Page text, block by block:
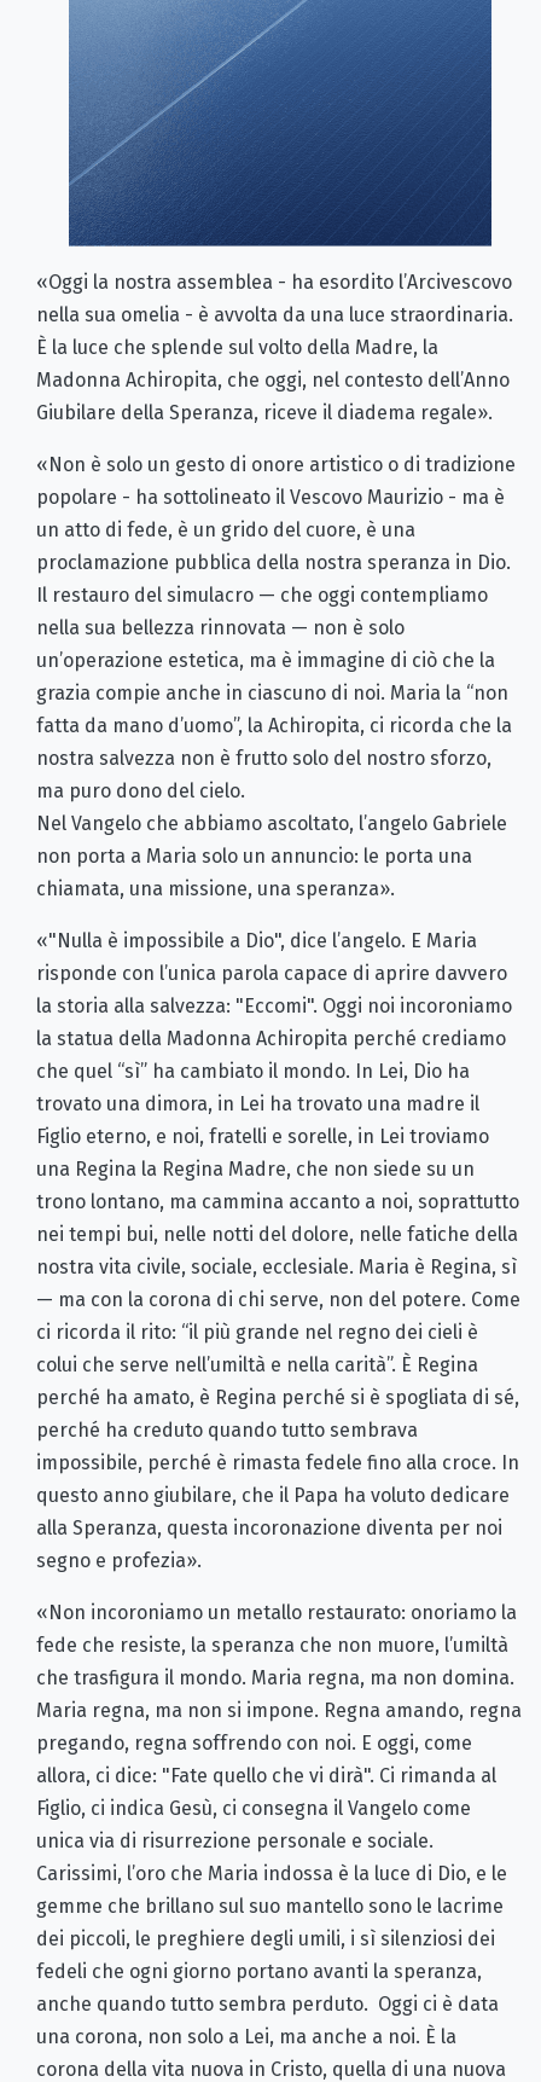
«Oggi la nostra assemblea - ha esordito l’Arcivescovo
nella sua omelia - è avvolta da una luce straordinaria.
È la luce che splende sul volto della Madre, la
Madonna Achiropita, che oggi, nel contesto dell’Anno
Giubilare della Speranza, riceve il diadema regale».
«Non è solo un gesto di onore artistico o di tradizione
popolare - ha sottolineato il Vescovo Maurizio - ma è
un atto di fede, è un grido del cuore, è una
proclamazione pubblica della nostra speranza in Dio.
Il restauro del simulacro — che oggi contempliamo
nella sua bellezza rinnovata — non è solo
un’operazione estetica, ma è immagine di ciò che la
grazia compie anche in ciascuno di noi. Maria la “non
fatta da mano d’uomo”, la Achiropita, ci ricorda che la
nostra salvezza non è frutto solo del nostro sforzo,
ma puro dono del cielo.
Nel Vangelo che abbiamo ascoltato, l’angelo Gabriele
non porta a Maria solo un annuncio: le porta una
chiamata, una missione, una speranza».
«"Nulla è impossibile a Dio", dice l’angelo. E Maria
risponde con l’unica parola capace di aprire davvero
la storia alla salvezza: "Eccomi". Oggi noi incoroniamo
la statua della Madonna Achiropita perché crediamo
che quel “sì” ha cambiato il mondo. In Lei, Dio ha
trovato una dimora, in Lei ha trovato una madre il
Figlio eterno, e noi, fratelli e sorelle, in Lei troviamo
una Regina la Regina Madre, che non siede su un
trono lontano, ma cammina accanto a noi, soprattutto
nei tempi bui, nelle notti del dolore, nelle fatiche della
nostra vita civile, sociale, ecclesiale. Maria è Regina, sì
— ma con la corona di chi serve, non del potere. Come
ci ricorda il rito: “il più grande nel regno dei cieli è
colui che serve nell’umiltà e nella carità”. È Regina
perché ha amato, è Regina perché si è spogliata di sé,
perché ha creduto quando tutto sembrava
impossibile, perché è rimasta fedele fino alla croce. In
questo anno giubilare, che il Papa ha voluto dedicare
alla Speranza, questa incoronazione diventa per noi
segno e profezia».
«Non incoroniamo un metallo restaurato: onoriamo la
fede che resiste, la speranza che non muore, l’umiltà
che trasfigura il mondo. Maria regna, ma non domina.
Maria regna, ma non si impone. Regna amando, regna
pregando, regna soffrendo con noi. E oggi, come
allora, ci dice: "Fate quello che vi dirà". Ci rimanda al
Figlio, ci indica Gesù, ci consegna il Vangelo come
unica via di risurrezione personale e sociale.
Carissimi, l’oro che Maria indossa è la luce di Dio, e le
gemme che brillano sul suo mantello sono le lacrime
dei piccoli, le preghiere degli umili, i sì silenziosi dei
fedeli che ogni giorno portano avanti la speranza,
anche quando tutto sembra perduto. Oggi ci è data
una corona, non solo a Lei, ma anche a noi. È la
corona della vita nuova in Cristo, quella di una nuova